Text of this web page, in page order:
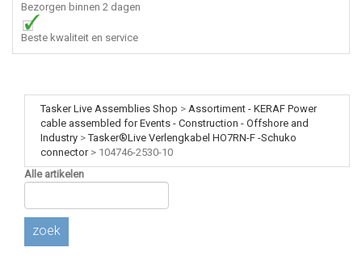
Bezorgen binnen 2 dagen
Beste kwaliteit en service
Tasker Live Assemblies Shop > Assortiment - KERAF Power
cable assembled for Events - Construction - Offshore and
Industry >Tasker®Live Verlengkabel HO7RN-F -Schuko
connector> 104746-2530-10
Alle artikelen
zoek